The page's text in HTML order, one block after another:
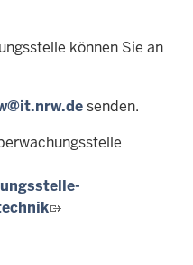
können Sie an
senden.